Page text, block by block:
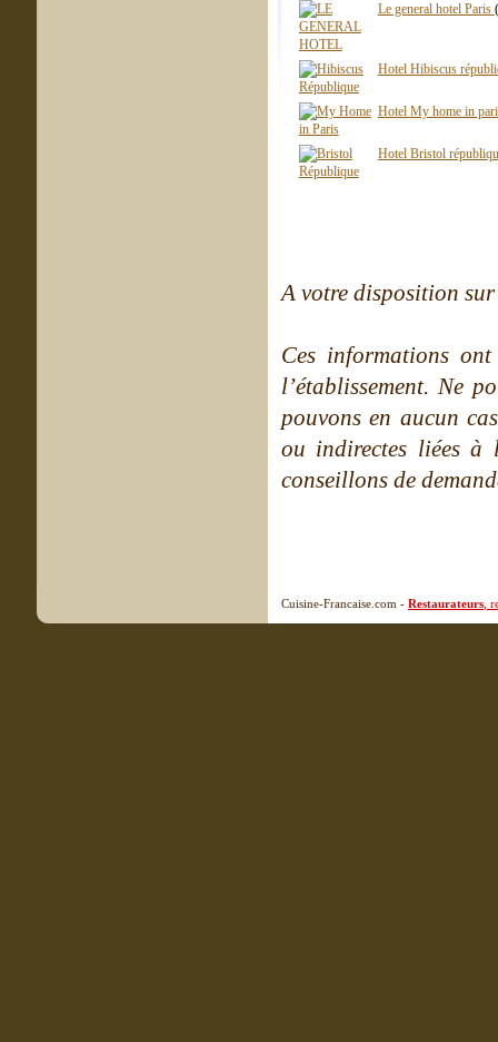
Le general hotel Paris
Hotel Hibiscus
Hotel My home in
Hotel Bristol
A votre disposition
Ces informations
l’établissement. Ne
pouvons en aucun
ou indirectes liées à
conseillons de
Cuisine-Francaise.com - Restaurateurs ,